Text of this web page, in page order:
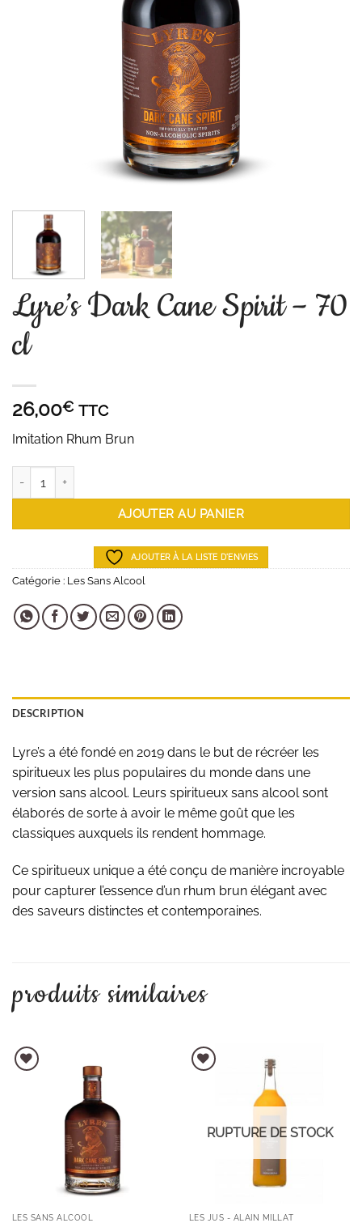
Lyre’s Dark Cane Spirit – 70
cl
26,00€ TTC
Imitation Rhum Brun
AJOUTER AU PANIER
AJOUTER À LA LISTE D'ENVIES
Catégorie : Les Sans Alcool
DESCRIPTION
Lyre’s a été fondé en 2019 dans le but de récréer les
spiritueux les plus populaires du monde dans une
version sans alcool. Leurs spiritueux sans alcool sont
élaborés de sorte à avoir le même goût que les
classiques auxquels ils rendent hommage.
Ce spiritueux unique a été conçu de manière incroyable
pour capturer l’essence d’un rhum brun élégant avec
des saveurs distinctes et contemporaines.
produits similaires
AJOUTER À LA LISTE D'ENVIES
LES SANS ALCOOL
AJOUTER À LA LISTE D'ENVIES
RUPTURE DE STOCK
LES JUS - ALAIN MILLAT